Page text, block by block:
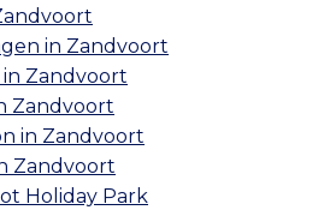
in Zandvoort
in Zandvoort
Zandvoort
in Zandvoort
Zandvoort
Holiday Park